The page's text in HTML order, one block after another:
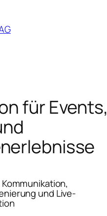
für Events,
und Live-